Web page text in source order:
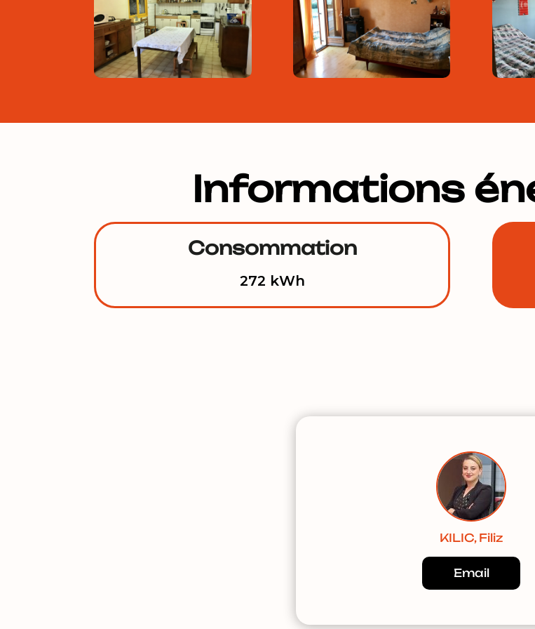
Informations
Consommation
272 kWh
KILIC, Filiz
Email